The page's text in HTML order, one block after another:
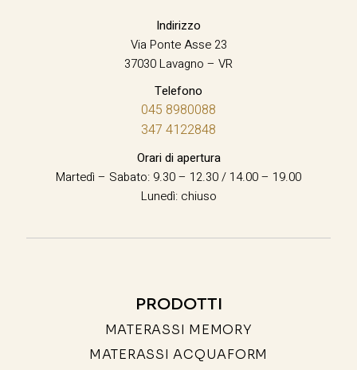
Indirizzo
Via Ponte Asse 23
37030 Lavagno – VR
Telefono
045 8980088
347 4122848
Orari di apertura
Martedì – Sabato: 9.30 – 12.30 / 14.00 – 19.00
Lunedì: chiuso
PRODOTTI
MATERASSI MEMORY
MATERASSI ACQUAFORM